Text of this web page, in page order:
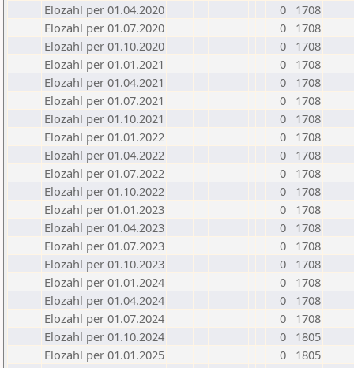
Elozahl per 01.04.2020
0
1708
Elozahl per 01.07.2020
0
1708
Elozahl per 01.10.2020
0
1708
Elozahl per 01.01.2021
0
1708
Elozahl per 01.04.2021
0
1708
Elozahl per 01.07.2021
0
1708
Elozahl per 01.10.2021
0
1708
Elozahl per 01.01.2022
0
1708
Elozahl per 01.04.2022
0
1708
Elozahl per 01.07.2022
0
1708
Elozahl per 01.10.2022
0
1708
Elozahl per 01.01.2023
0
1708
Elozahl per 01.04.2023
0
1708
Elozahl per 01.07.2023
0
1708
Elozahl per 01.10.2023
0
1708
Elozahl per 01.01.2024
0
1708
Elozahl per 01.04.2024
0
1708
Elozahl per 01.07.2024
0
1708
Elozahl per 01.10.2024
0
1805
Elozahl per 01.01.2025
0
1805